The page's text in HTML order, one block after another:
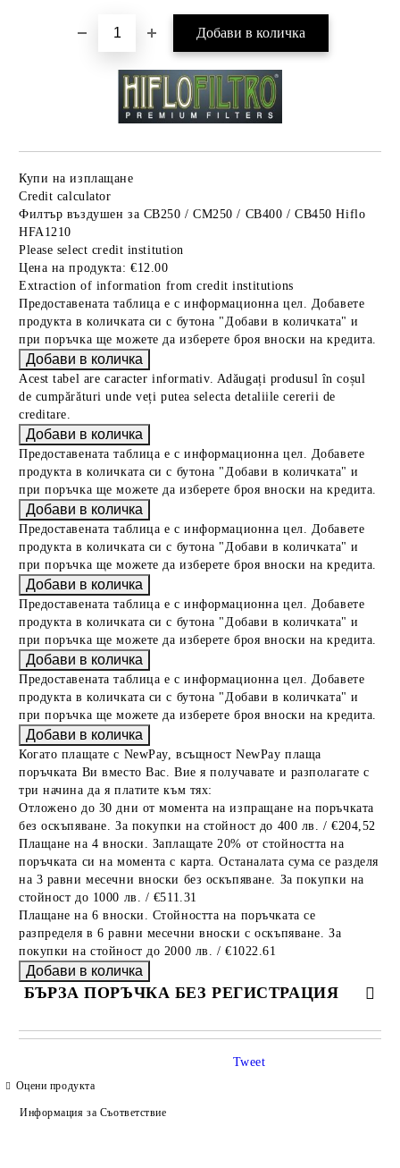
Купи на изплащане
Credit calculator
Филтър въздушен за CB250 / CM250 / CB400 / CB450 Hiflo
HFA1210
Please select credit institution
Цена на продукта: €12.00
Extraction of information from credit institutions
Предоставената таблица е с информационна цел. Добавете
продукта в количката си с бутона "Добави в количката" и
при поръчка ще можете да изберете броя вноски на кредита.
Acest tabel are caracter informativ. Adăugați produsul în coșul
de cumpărături unde veți putea selecta detaliile cererii de
creditare.
Предоставената таблица е с информационна цел. Добавете
продукта в количката си с бутона "Добави в количката" и
при поръчка ще можете да изберете броя вноски на кредита.
Предоставената таблица е с информационна цел. Добавете
продукта в количката си с бутона "Добави в количката" и
при поръчка ще можете да изберете броя вноски на кредита.
Предоставената таблица е с информационна цел. Добавете
продукта в количката си с бутона "Добави в количката" и
при поръчка ще можете да изберете броя вноски на кредита.
Предоставената таблица е с информационна цел. Добавете
продукта в количката си с бутона "Добави в количката" и
при поръчка ще можете да изберете броя вноски на кредита.
Когато плащате с NewPay, всъщност NewPay плаща
поръчката Ви вместо Вас. Вие я получавате и разполагате с
три начина да я платите към тях:
Отложено до 30 дни от момента на изпращане на поръчката
без оскъпяване. За покупки на стойност до 400 лв. / €204,52
Плащане на 4 вноски. Заплащате 20% от стойността на
поръчката си на момента с карта. Останалата сума се разделя
на 3 равни месечни вноски без оскъпяване. За покупки на
стойност до 1000 лв. / €511.31
Плащане на 6 вноски. Стойността на поръчката се
разпределя в 6 равни месечни вноски с оскъпяване. За
покупки на стойност до 2000 лв. / €1022.61
БЪРЗА ПОРЪЧКА БЕЗ РЕГИСТРАЦИЯ
САМО ПОПЪЛНЕТЕ 4 ПОЛЕТА
Оцени продукта
Информация за Съответствие
Tweet